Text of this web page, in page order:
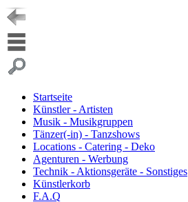
Startseite
Künstler - Artisten
Musik - Musikgruppen
Tänzer(-in) - Tanzshows
Locations - Catering - Deko
Agenturen - Werbung
Technik - Aktionsgeräte - Sonstiges
Künstlerkorb
F.A.Q